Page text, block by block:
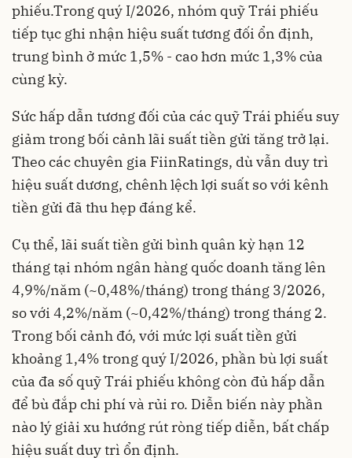
phiếu.Trong quý I/2026, nhóm quỹ Trái phiếu
tiếp tục ghi nhận hiệu suất tương đối ổn định,
trung bình ở mức 1,5% - cao hơn mức 1,3% của
cùng kỳ.
Sức hấp dẫn tương đối của các quỹ Trái phiếu suy
giảm trong bối cảnh lãi suất tiền gửi tăng trở lại.
Theo các chuyên gia FiinRatings, dù vẫn duy trì
hiệu suất dương, chênh lệch lợi suất so với kênh
tiền gửi đã thu hẹp đáng kể.
Cụ thể, lãi suất tiền gửi bình quân kỳ hạn 12
tháng tại nhóm ngân hàng quốc doanh tăng lên
4,9%/năm (~0,48%/tháng) trong tháng 3/2026,
so với 4,2%/năm (~0,42%/tháng) trong tháng 2.
Trong bối cảnh đó, với mức lợi suất tiền gửi
khoảng 1,4% trong quý I/2026, phần bù lợi suất
của đa số quỹ Trái phiếu không còn đủ hấp dẫn
để bù đắp chi phí và rủi ro. Diễn biến này phần
nào lý giải xu hướng rút ròng tiếp diễn, bất chấp
hiệu suất duy trì ổn định.